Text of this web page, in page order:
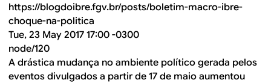
https://blogdoibre.fgv.br/posts/boletim-macro-ibre-
choque-na-politica
Tue, 23 May 2017 17:00 -0300
node/120
A drástica mudança no ambiente político gerada pelos
eventos divulgados a partir de 17 de maio aumentou